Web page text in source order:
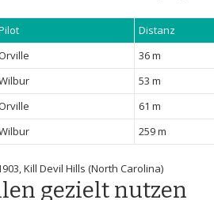
Distanz
36 m
53 m
61 ⁤m
259 m
Kill Devil Hills (North⁤ Carolina)
gezielt nutzen